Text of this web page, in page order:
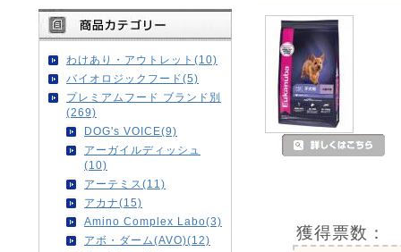
わけあり・アウトレット(10)
バイオロジックフード(5)
プレミアムフード ブランド別
(269)
DOG's VOICE(9)
アーガイルディッシュ
(10)
アーテミス(11)
アカナ(15)
Amino Complex Labo(3)
アボ・ダーム(AVO)(12)
獲得票数：